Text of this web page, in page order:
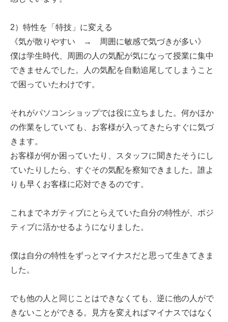
2）特性を「特技」に変える
《気が散りやすい → 周囲に敏感で気づきが多い》
僕は学生時代、周囲の人の気配が気になって授業に集中
できませんでした。人の気配を自動追尾してしまうこと
で困っていたわけです。
それがパソコンショップでは役に立ちました。何かほか
の作業をしていても、お客様が入ってきたらすぐに気づ
きます。
お客様が何か困っていたり、スタッフに聞きたそうにし
ていたりしたら、すぐその気配を察知できました。誰よ
りも早くお客様に応対できるのです。
これまでネガティブにとらえていた自分の特性が、ポジ
ティブに活かせるようになりました。
僕は自分の特性をずっとマイナスだと思って生きてきま
した。
でも他の人と同じことはできなくても、逆に他の人がで
きないことができる。見方を変えればマイナスではなく